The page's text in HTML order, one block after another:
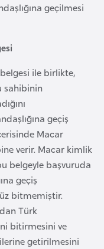
geçilmesi
belgesi ile birlikte,
sahibinin
geçiş
Macar
verir. Macar kimlik
belgeyle başvuruda
geçiş
bitmemiştir.
Türk
bitirmesini ve
getirilmesini